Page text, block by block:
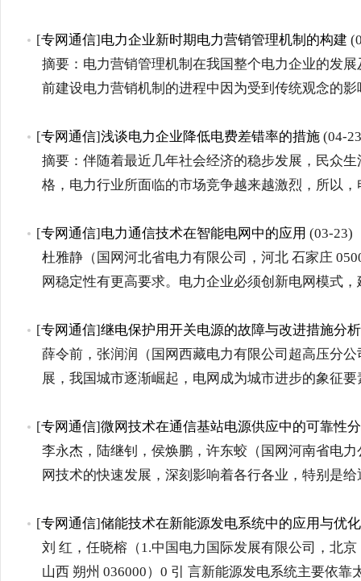
[专网通信]电力企业新时期电力营销管理机制的构建
摘要：电力营销管理机制在我国整个电力企业的发
前建设电力营销机制的进程中因为受到传统观念的
[专网通信]浅谈电力企业降低电费差错率的措施 (04-
摘要：伴随着最近几年社会经济的稳步发展，民众
格，电力行业所面临的市场竞争越来越激烈，所以
[专网通信]电力通信技术在智能电网中的应用 (03-23)
杜雅静（国网河北省电力有限公司，河北 石家庄
网稳定性有更高要求。电力企业必须创新电网模式
[专网通信]继电保护用开关电源的故障与改进措施分析
薛令前，张润润（国网西藏电力有限公司超高压分
展，我国城市逐渐崛起，电网成为城市进步的象征
[专网通信]微网技术在通信基站电源供应中的可靠性
李永杰，陆继钊，侯焕鹏，许东蛟（国网河南省电
网技术的快速发展，深刻影响着各行各业，特别是
[专网通信]储能技术在新能源发电系统中的应用与优
刘 红，任晓榕（1.中国电力国际发展有限公司，北
山西 朔州 036000）0 引 言新能源发电系统主要依